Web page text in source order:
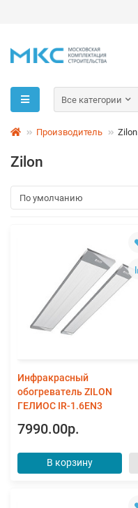
Все категории
Производитель Zilon
Zilon
Инфракрасный
обогреватель ZILON
ГЕЛИОС IR-1.6EN3
7990.00р.
В корзину